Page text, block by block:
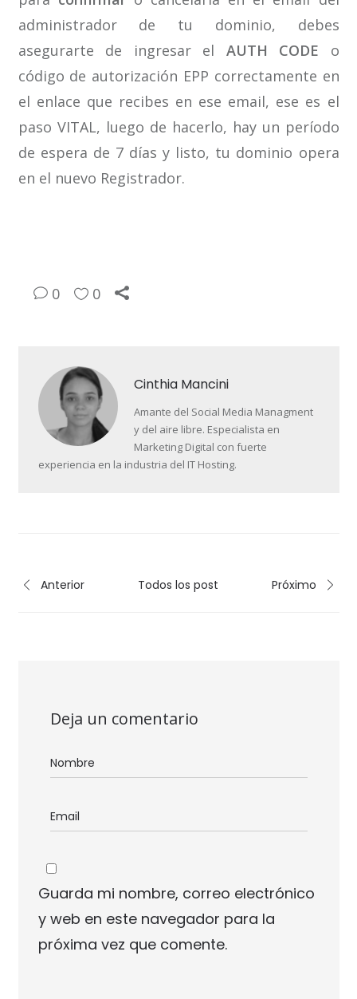
administrador de tu dominio, debes
asegurarte de ingresar el AUTH CODE o
código de autorización EPP correctamente en
el enlace que recibes en ese email, ese es el
paso VITAL, luego de hacerlo, hay un período
de espera de 7 días y listo, tu dominio opera
en el nuevo Registrador.
0 0
Cinthia Mancini
Amante del Social Media Managment
y del aire libre. Especialista en
Marketing Digital con fuerte
experiencia en la industria del IT Hosting.
Anterior Todos los post Próximo
Deja un comentario
Guarda mi nombre, correo electrónico
y web en este navegador para la
próxima vez que comente.